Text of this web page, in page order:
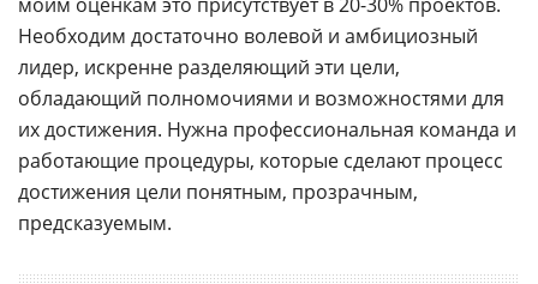
Необходим достаточно волевой и амбициозный
лидер, искренне разделяющий эти цели,
обладающий полномочиями и возможностями для
их достижения. Нужна профессиональная команда и
работающие процедуры, которые сделают процесс
достижения цели понятным, прозрачным,
предсказуемым.